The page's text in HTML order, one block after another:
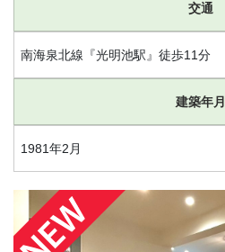
交通
南海泉北線『光明池駅』徒歩11分
建築年月
1981年2月